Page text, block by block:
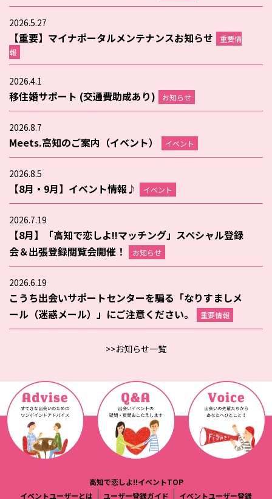
2026.5.27
【重要】マイナポータルメンテナンスお知らせ
重要情
報
2026.4.1
移住婚サポート (交通費助成あり) お知らせ
2026.8.7
Meets.高知のご案内（イベント） イベント
2026.8.5
【8月・9月】イベント情報♪ イベント
2026.7.19
【8月】「高知で恋しよ!!マッチング」スペシャル登録
会＆出張登録閲覧会開催！
お知らせ
2026.6.19
こうち出会いサポートセンターを騙る「なりすましメ
ール（迷惑メール）」にご注意ください。
重要情報
>>お知らせ一覧
高知で恋しよ!!イベントTOP
イベントユーザーとは
ユーザー登録ガイド イベントユーザー登録